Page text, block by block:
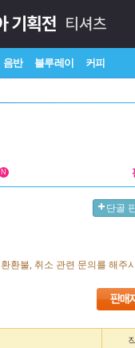
음반 블루레이 커피
N
단골
환불, 취소 관련 문의를 해주